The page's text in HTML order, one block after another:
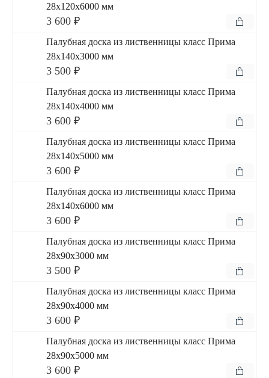
28x120x6000 мм
3 600 ₽
Палубная доска из лиственницы класс Прима
28x140x3000 мм
3 500 ₽
Палубная доска из лиственницы класс Прима
28x140x4000 мм
3 600 ₽
Палубная доска из лиственницы класс Прима
28x140x5000 мм
3 600 ₽
Палубная доска из лиственницы класс Прима
28x140x6000 мм
3 600 ₽
Палубная доска из лиственницы класс Прима
28x90x3000 мм
3 500 ₽
Палубная доска из лиственницы класс Прима
28x90x4000 мм
3 600 ₽
Палубная доска из лиственницы класс Прима
28x90x5000 мм
3 600 ₽